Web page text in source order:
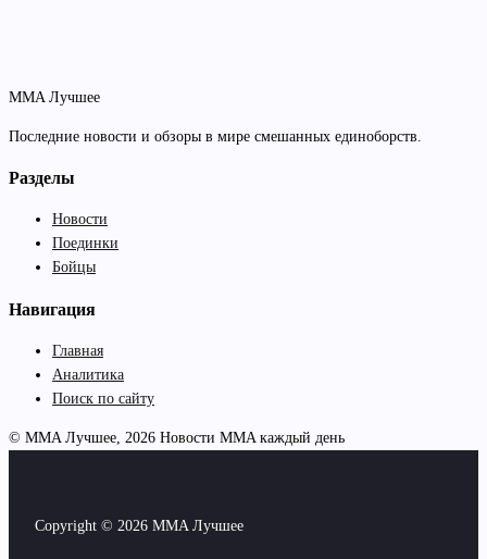
MMA Лучшее
Последние новости и обзоры в мире смешанных единоборств.
Разделы
Новости
Поединки
Бойцы
Навигация
Главная
Аналитика
Поиск по сайту
© MMA Лучшее, 2026 Новости MMA каждый день
Copyright © 2026 MMA Лучшее